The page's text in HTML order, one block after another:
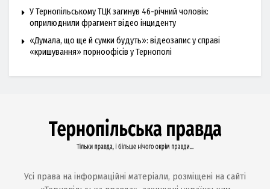
У Тернопільському ТЦК загинув 46-річний чоловік:
оприлюднили фрагмент відео інциденту
«Думала, що ще й сумки будуть»: відеозапис у справі
«кришування» порноофісів у Тернополі
Усі права на інформаційні матеріали, розміщені на сайті